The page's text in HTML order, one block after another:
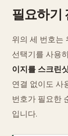
필요하기
위의 세 번호는
선택기를 사용
이지를 스크린
연결 없이도 사
번호가 필요한
입니다.